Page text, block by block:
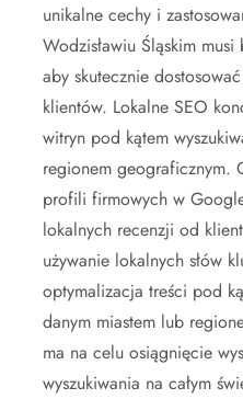
unikalne cechy i
Wodzisławiu Śląskim
aby skutecznie
klientów. Lokalne SEO
witryn pod kątem
regionem geograficznym.
profili firmowych w
lokalnych recenzji od
używanie lokalnych słów
optymalizacja treści pod
danym miastem lub
ma na celu osiągnięcie
wyszukiwania na całym